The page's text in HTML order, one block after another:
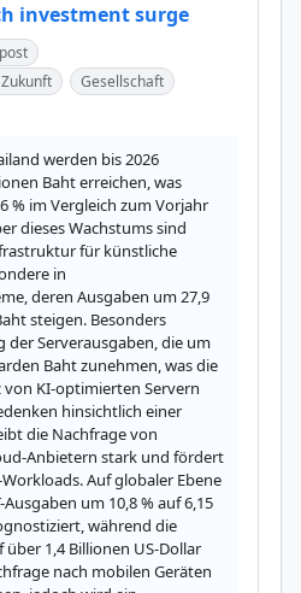
investment surge
Gesellschaft
werden bis 2026
Baht erreichen, was
% im Vergleich zum Vorjahr
dieses Wachstums sind
für künstliche
in
deren Ausgaben um 27,9
steigen. Besonders
der Serverausgaben, die um
Baht zunehmen, was die
von KI-optimierten Servern
hinsichtlich einer
die Nachfrage von
Anbietern stark und fördert
Auf globaler Ebene
um 10,8 % auf 6,15
während die
1,4 Billionen US-Dollar
nach mobilen Geräten